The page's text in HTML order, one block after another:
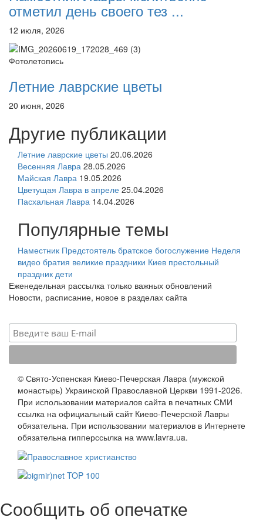
отметил день своего тез ...
12 июля, 2026
Фотолетопись
Летние лаврские цветы
20 июня, 2026
Другие публикации
Летние лаврские цветы 20.06.2026
Весенняя Лавра 28.05.2026
Майская Лавра 19.05.2026
Цветущая Лавра в апреле 25.04.2026
Пасхальная Лавра 14.04.2026
Популярные темы
Наместник Предстоятель братское богослужение Неделя
видео братия великие праздники Киев престольный
праздник дети
Еженедельная рассылка только важных обновлений
Новости, расписание, новое в разделах сайта
© Свято-Успенская Киево-Печерская Лавра (мужской
монастырь) Украинской Православной Церкви 1991-2026.
При использовании материалов сайта в печатных СМИ
ссылка на официальный сайт Киево-Печерской Лавры
обязательна. При использовании материалов в Интернете
обязательна гипперссылка на www.lavra.ua.
Сообщить об опечатке